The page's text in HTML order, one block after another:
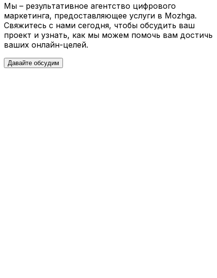
Мы – результативное агентство цифрового
маркетинга, предоставляющее услуги в Mozhga.
Свяжитесь с нами сегодня, чтобы обсудить ваш
проект и узнать, как мы можем помочь вам достичь
ваших онлайн-целей.
Давайте обсудим